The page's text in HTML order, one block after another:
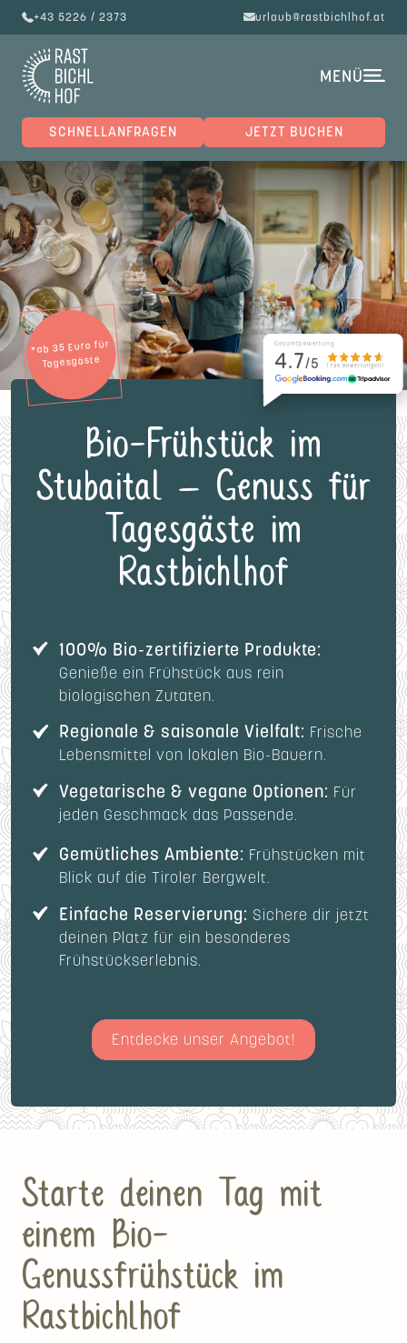
+43 5226 / 2373 urlaub@rastbichlhof.at
SCHNELLANFRAGEN JETZT BUCHEN
MENÜ
Gesamtbewertung
4.7/5 (735 Bewertungen)
Bio-Frühstück im
Stubaital – Genuss für
Tagesgäste im
Rastbichlhof
100% Bio-zertifizierte Produkte:
Genieße ein Frühstück aus rein
biologischen Zutaten.
Regionale & saisonale Vielfalt: Frische
Lebensmittel von lokalen Bio-Bauern.
Vegetarische & vegane Optionen: Für
jeden Geschmack das Passende.
Gemütliches Ambiente: Frühstücken mit
Blick auf die Tiroler Bergwelt.
Einfache Reservierung: Sichere dir jetzt
deinen Platz für ein besonderes
Frühstückserlebnis.
Entdecke unser Angebot!
*ab 35 Euro für
Tagesgäste
Starte deinen Tag mit
einem Bio-
Genussfrühstück im
Rastbichlhof